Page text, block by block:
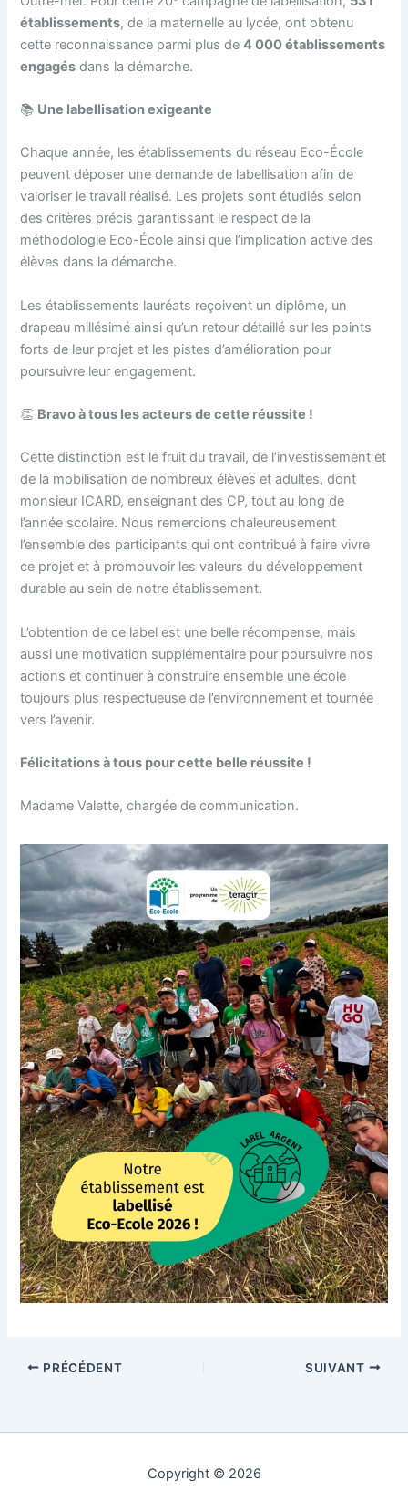
établissements, de la maternelle au lycée, ont obtenu
cette reconnaissance parmi plus de4 000 établissements
engagés dans la démarche.
📚 Une labellisation exigeante
Chaque année, les établissements du réseau Eco-École
peuvent déposer une demande de labellisation afin de
valoriser le travail réalisé. Les projets sont étudiés selon
des critères précis garantissant le respect de la
méthodologie Eco-École ainsi que l’implication active des
élèves dans la démarche.
Les établissements lauréats reçoivent un diplôme, un
drapeau millésimé ainsi qu’un retour détaillé sur les points
forts de leur projet et les pistes d’amélioration pour
poursuivre leur engagement.
👏 Bravo à tous les acteurs de cette réussite !
Cette distinction est le fruit du travail, de l’investissement et
de la mobilisation de nombreux élèves et adultes, dont
monsieur ICARD, enseignant des CP, tout au long de
l’année scolaire. Nous remercions chaleureusement
l’ensemble des participants qui ont contribué à faire vivre
ce projet et à promouvoir les valeurs du développement
durable au sein de notre établissement.
L’obtention de ce label est une belle récompense, mais
aussi une motivation supplémentaire pour poursuivre nos
actions et continuer à construire ensemble une école
toujours plus respectueuse de l’environnement et tournée
vers l’avenir.
Félicitations à tous pour cette belle réussite !
Madame Valette, chargée de communication.
PRÉCÉDENT SUIVANT
Copyright © 2026